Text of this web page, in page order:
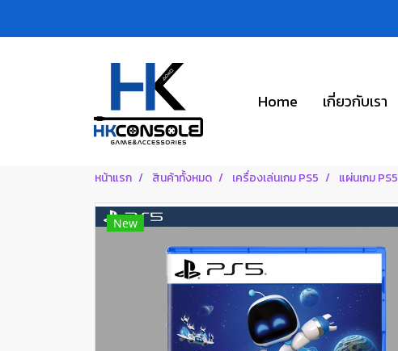
Home เกี่ยวกับเรา
หน้าแรก สินค้าทั้งหมด เครื่องเล่นเกม PS5 แผ่นเกม PS5
New